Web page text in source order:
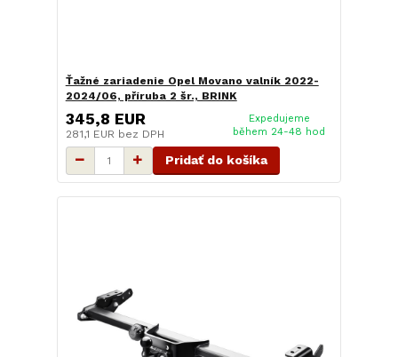
Ťažné zariadenie Opel Movano valník 2022-
2024/06, příruba 2 šr., BRINK
345,8 EUR
281,1 EUR bez DPH
Expedujeme
během 24-48 hod
Pridať do košíka